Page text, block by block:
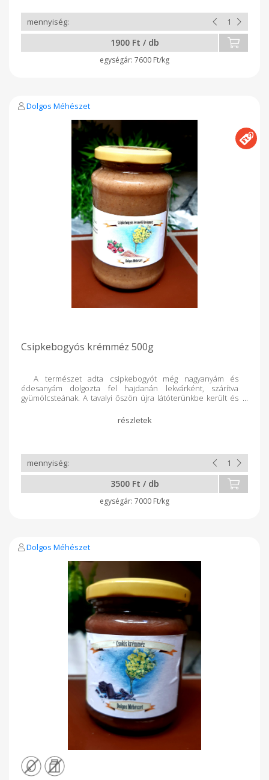
1900 Ft / db
7600 Ft/kg
Dolgos Méhészet
Csipkebogyós krémméz 500g
A természet adta csipkebogyót még nagyanyám és
édesanyám dolgozta fel hajdanán lekvárként, szárítva
gyümölcsteának. A tavalyi őszön újra látóterünkbe került és
hogy a sok kicsi csipkebogyószőr kikerüljön pucolásnál, de az
eredmény finom lett és ami fontos, egészséget tápláló. A
3500 Ft / db
7000 Ft/kg
Dolgos Méhészet